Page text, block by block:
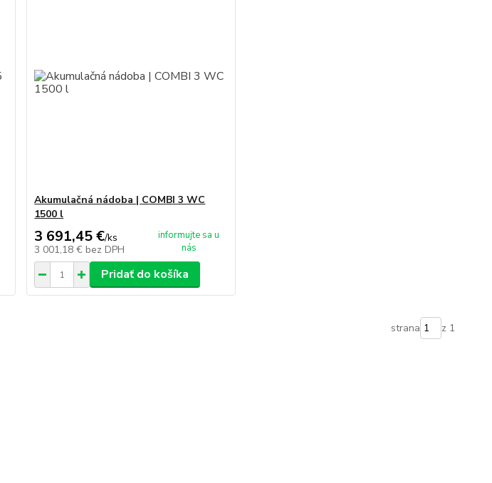
Akumulačná nádoba | COMBI 3 WC
1500 l
3 691,45 €/ks
3 001,18 € bez DPH
informujte sa u
nás
Pridať do košíka
strana z 1